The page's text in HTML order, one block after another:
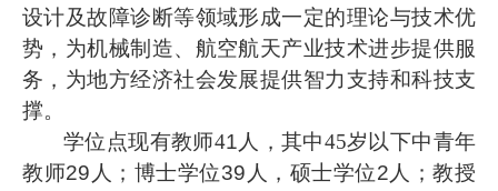
设计及故障诊断等领域形成一定的理论与技术优
势，为机械制造、航空航天产业技术进步提供服
务，为地方经济社会发展提供智力支持和科技支
撑。
学位点现有教师41 人，其中45岁以下中青年
教师29 人；博士学位39 人，硕士学位2 人；教授